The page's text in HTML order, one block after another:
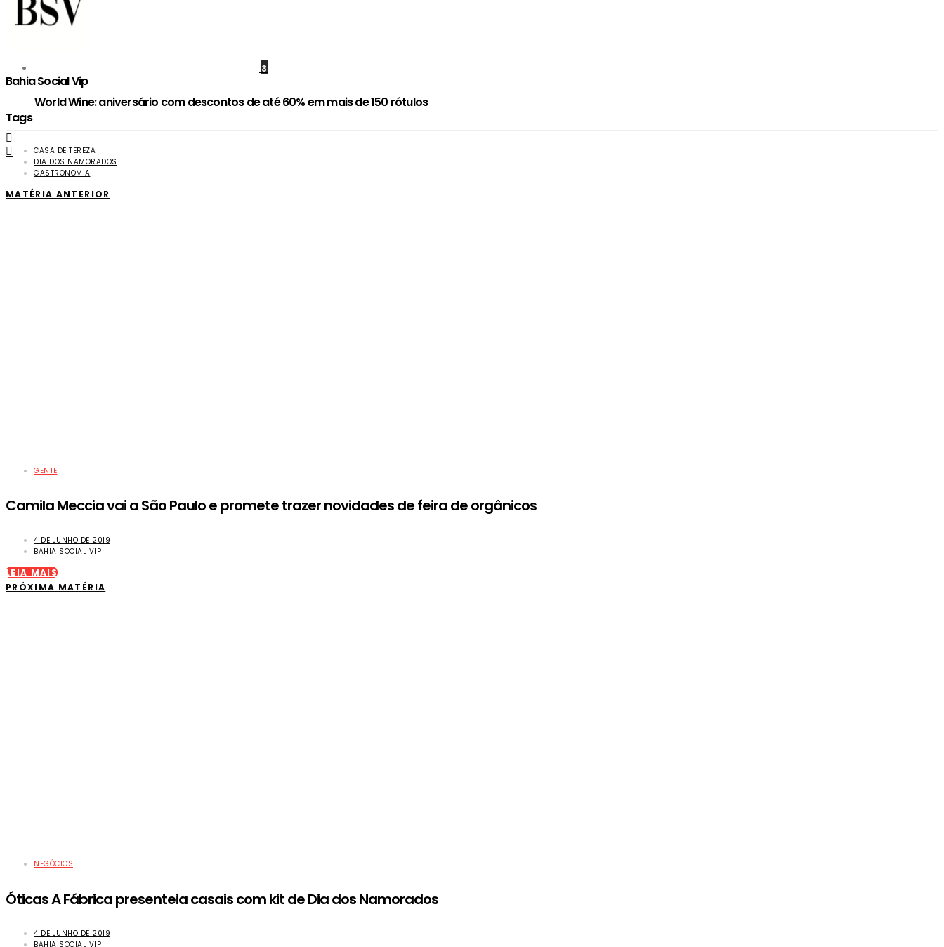
3
World Wine: aniversário com descontos de até 60% em mais de 150 rótulos
Bahia Social Vip
Tags
CASA DE TEREZA
DIA DOS NAMORADOS
GASTRONOMIA
MATÉRIA ANTERIOR
GENTE
Camila Meccia vai a São Paulo e promete trazer novidades de feira de orgânicos
4 DE JUNHO DE 2019
BAHIA SOCIAL VIP
LEIA MAIS
PRÓXIMA MATÉRIA
NEGÓCIOS
Óticas A Fábrica presenteia casais com kit de Dia dos Namorados
4 DE JUNHO DE 2019
BAHIA SOCIAL VIP